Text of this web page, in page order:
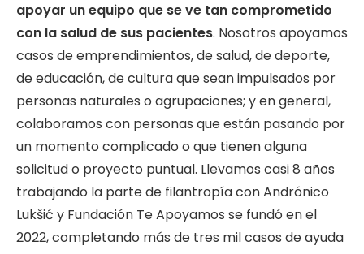
apoyar un equipo que se ve tan comprometido
con la salud de sus pacientes. Nosotros apoyamos
casos de emprendimientos, de salud, de deporte,
de educación, de cultura que sean impulsados por
personas naturales o agrupaciones; y en general,
colaboramos con personas que están pasando por
un momento complicado o que tienen alguna
solicitud o proyecto puntual. Llevamos casi 8 años
trabajando la parte de filantropía con Andrónico
Lukšić y Fundación Te Apoyamos se fundó en el
2022, completando más de tres mil casos de ayuda